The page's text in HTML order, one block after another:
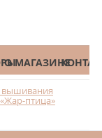
О МАГАЗИНЕ
птица»